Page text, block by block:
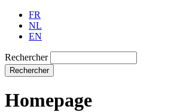
FR
NL
EN
Rechercher
Homepage